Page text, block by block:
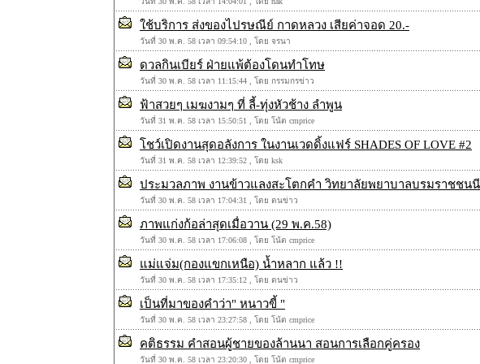
ใช้บริการ ส่งของไปรษณีย์ กาดหลวง เสียค่าจอด 20.-
วันที่ 30 พ.ค. 58 เวลา 09:54:10 , โดย จรนา
ดวลกินเบียร์ ฝ่ายแพ้ต้องโดนทำโทษ
วันที่ 30 พ.ค. 58 เวลา 11:15:44 , โดย กรรมกรข่าว
ฟ้าสวยๆ เมฆงามๆ ที่ ลี้-ทุ่งหัวช้าง ลำพูน
วันที่ 31 พ.ค. 58 เวลา 15:50:51 , โดย โน้ต cmprice
โชว์เปิดงานสุดอลังการ ในงานเวดดิ้งแฟร์ SHADES OF LOVE #2
วันที่ 31 พ.ค. 58 เวลา 12:39:52 , โดย ksk
ประมวลภาพ งานข้าวแลงสะโตกคำ วิทยาลัยพยาบาลบรมราชชนนี
วันที่ 30 พ.ค. 58 เวลา 17:04:31 , โดย ตนข่าว
ภาพแก่งก้อล่าสุดเมื่อวาน (29 พ.ค.58)
วันที่ 30 พ.ค. 58 เวลา 17:06:08 , โดย โน้ต cmprice
แม่แจ่ม(กองแขกเหนือ) น้ำหลาก แล้ว !!
วันที่ 30 พ.ค. 58 เวลา 17:35:12 , โดย ตนข่าว
เป็นที่มาของคำว่า" หนาวขี้ "
วันที่ 30 พ.ค. 58 เวลา 23:27:58 , โดย โน้ต cmprice
คติธรรม คำสอนผู้ชายของล้านนา สอนการเลือกคู่ครอง
วันที่ 30 พ.ค. 58 เวลา 23:20:30 , โดย โน้ต cmprice